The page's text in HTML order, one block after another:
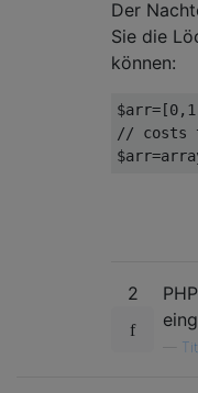
Der
Sie die
können:
// costs
2